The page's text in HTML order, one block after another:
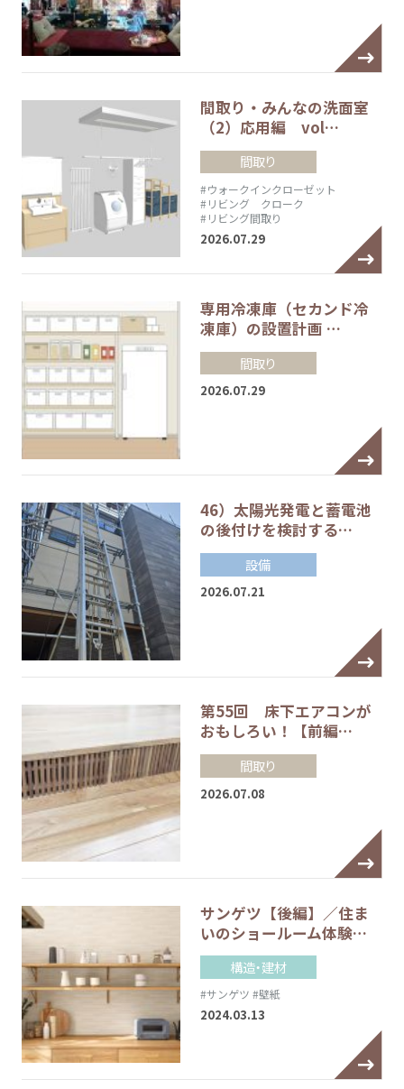
間取り・みんなの洗面室
（2）応用編 vol…
間取り
#ウォークインクローゼット
#リビング クローク
#リビング間取り
2026.07.29
専用冷凍庫（セカンド冷
凍庫）の設置計画 …
間取り
2026.07.29
46）太陽光発電と蓄電池
の後付けを検討する…
設備
2026.07.21
第55回 床下エアコンが
おもしろい！【前編…
間取り
2026.07.08
サンゲツ【後編】／住ま
いのショールーム体験…
構造・建材
#サンゲツ #壁紙
2024.03.13